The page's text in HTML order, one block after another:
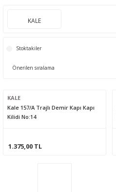
KALE
Stoktakiler
KALE
Kale 157/A Trajlı Demir Kapı Kapı
Kilidi No:14
1.375,00 TL